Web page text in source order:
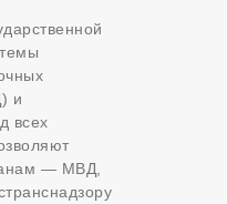
и
всех
— МВД,